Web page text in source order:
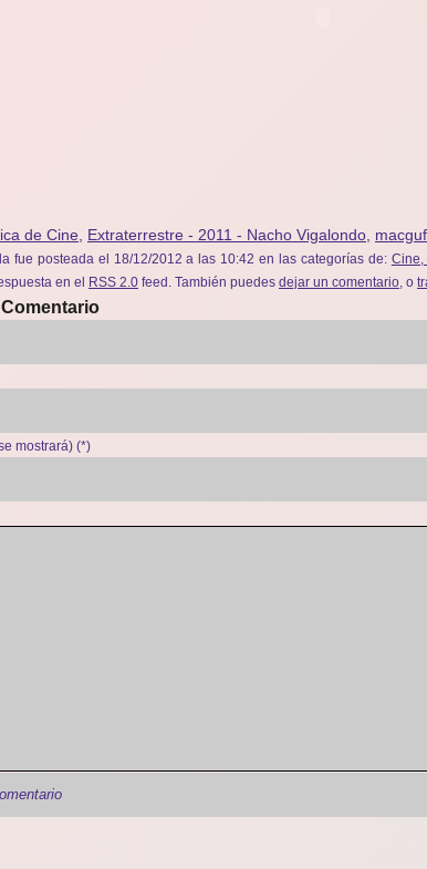
de Cine Extraterrestre - 2011 - Nacho Vigalondo
fue posteada el 18/12/2012 a las 10:42 en las categorías de: Cine,
en el RSS 2.0 feed. También puedes dejar un comentario , o
mostrará) (*)